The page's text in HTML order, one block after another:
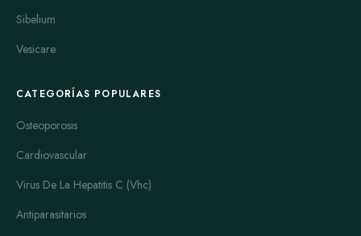
Sibelium
Vesicare
CATEGORÍAS POPULARES
Osteoporosis
Cardiovascular
Virus De La Hepatitis C (Vhc)
Antiparasitarios